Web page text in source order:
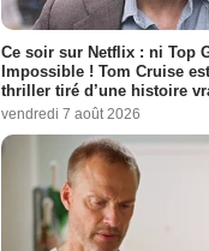
Ce soir sur Netflix : ni Top
Impossible ! Tom Cruise
thriller tiré d’une histoire
vendredi 7 août 2026